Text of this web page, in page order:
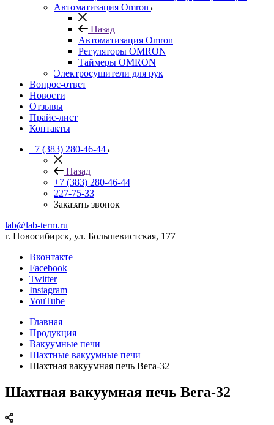
Автоматизация Omron
Назад
Автоматизация Omron
Регуляторы OMRON
Таймеры OMRON
Электросушители для рук
Вопрос-ответ
Новости
Отзывы
Прайс-лист
Контакты
+7 (383) 280-46-44
Назад
+7 (383) 280-46-44
227-75-33
Заказать звонок
lab@lab-term.ru
г. Новосибирск, ул. Большевистская, 177
Вконтакте
Facebook
Twitter
Instagram
YouTube
Главная
Продукция
Вакуумные печи
Шахтные вакуумные печи
Шахтная вакуумная печь Вега-32
Шахтная вакуумная печь Вега-32